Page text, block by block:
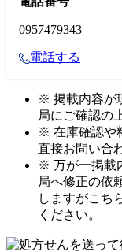
0957479343
電話する
※ 掲載内容が
局にご確認の
※ 在庫確認や
直接お問い合
※ 万が一掲載
局へ修正の依
しますがこち
ください。